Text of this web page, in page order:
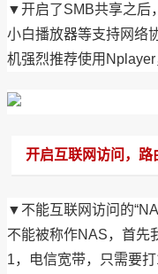
▼开启了SMB共享之后
小白播放器等支持网络
机强烈推荐使用Nplayer
开启互联网访问，路
▼不能互联网访问的
不能被称作NAS，首先
1，电信宽带，只需要